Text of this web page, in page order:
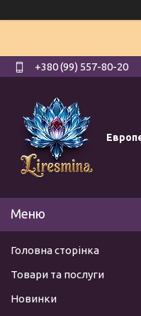
+380 (99) 557-80-20
Головна сторінка
Товари та послуги
Новинки